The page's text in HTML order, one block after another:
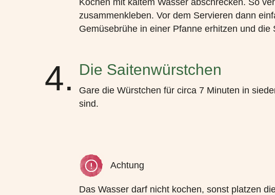
Kochen mit kaltem Wasser abschrecken. So
zusammenkleben. Vor dem Servieren dann
Gemüsebrühe in einer Pfanne erhitzen und die
4. Die Saitenwürstchen
Gare die Würstchen für circa 7 Minuten in
sind.
Achtung
Das Wasser darf nicht kochen, sonst platzen